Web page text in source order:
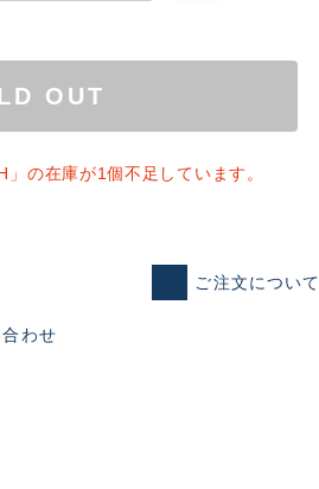
れた未使用
OUT
の在庫が1個不足しています。
ご注文について
わせ